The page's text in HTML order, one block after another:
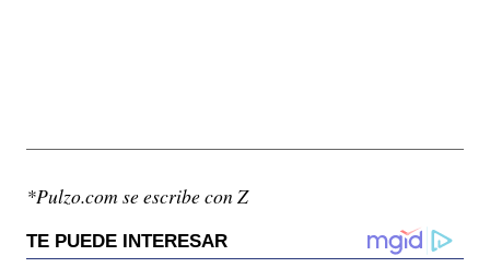
*Pulzo.com se escribe con Z